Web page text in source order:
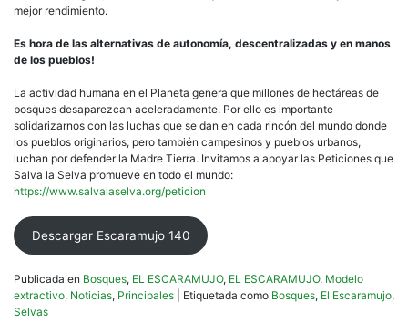
mejor rendimiento.
Es hora de las alternativas de autonomía, descentralizadas y en manos
de los pueblos!
La actividad humana en el Planeta genera que millones de hectáreas de
bosques desaparezcan aceleradamente. Por ello es importante
solidarizarnos con las luchas que se dan en cada rincón del mundo donde
los pueblos originarios, pero también campesinos y pueblos urbanos,
luchan por defender la Madre Tierra. Invitamos a apoyar las Peticiones que
Salva la Selva promueve en todo el mundo:
https://www.salvalaselva.org/peticion
Descargar Escaramujo 140
Publicada en Bosques, EL ESCARAMUJO, EL ESCARAMUJO, Modelo
extractivo, Noticias, Principales Etiquetada como Bosques, El Escaramujo,
Selvas